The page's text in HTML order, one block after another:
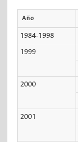
Año
1984-1998
1999
2000
2001